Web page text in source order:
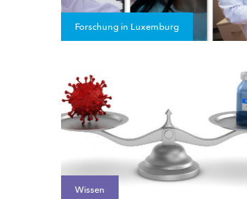
Forschung in Luxemburg
Wissen